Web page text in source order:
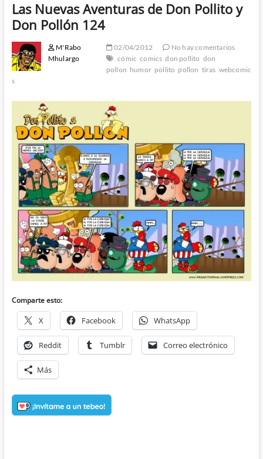
Las Nuevas Aventuras de Don Pollito y
Don Pollón 124
M'Rabo
Mhulargo
02/04/2012
No hay comentarios
cómic comics don pollito don
pollon humor pollito pollon tiras webcomic
s
Comparte esto:
X Facebook WhatsApp
Reddit Tumblr Correo electrónico
Más